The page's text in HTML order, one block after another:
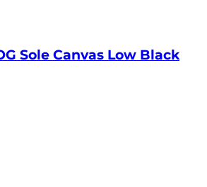
Sole Canvas Low Black